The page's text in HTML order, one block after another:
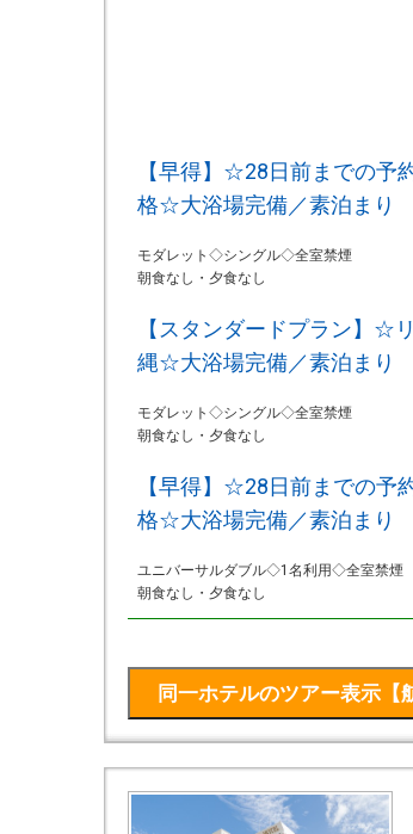
【早得】☆28日前までの予
格☆大浴場完備／素泊まり
モダレット◇シングル◇全室禁煙
朝食なし・夕食なし
【スタンダードプラン】☆
縄☆大浴場完備／素泊まり
モダレット◇シングル◇全室禁煙
朝食なし・夕食なし
【早得】☆28日前までの予
格☆大浴場完備／素泊まり
ユニバーサルダブル◇1名利用◇全室禁煙
朝食なし・夕食なし